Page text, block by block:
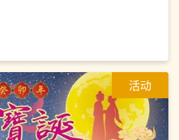
活动